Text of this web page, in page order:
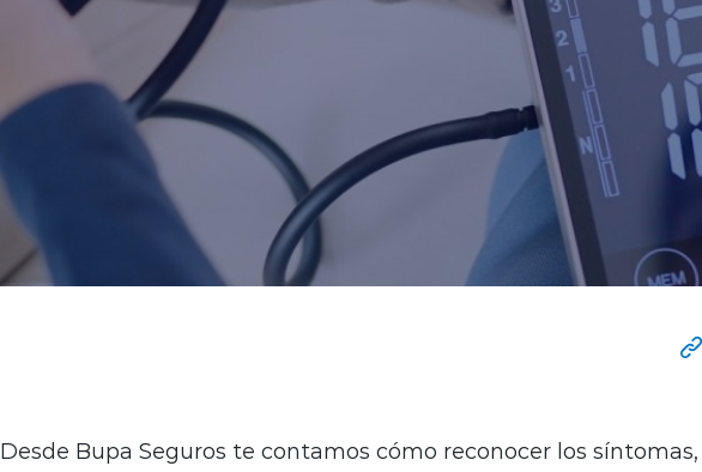
Desde Bupa Seguros te contamos cómo reconocer los